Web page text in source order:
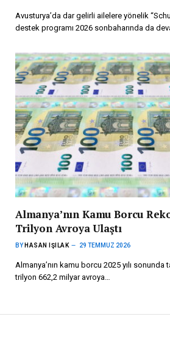
Avusturya’da dar gelirli ailelere yönelik
destek programı 2026 sonbaharında da
Almanya’nın Kamu Borcu
Trilyon Avroya Ulaştı
BY HASAN IŞILAK 29 TEMMUZ 2026
Almanya’nın kamu borcu 2025 yılı
trilyon 662,2 milyar avroya…